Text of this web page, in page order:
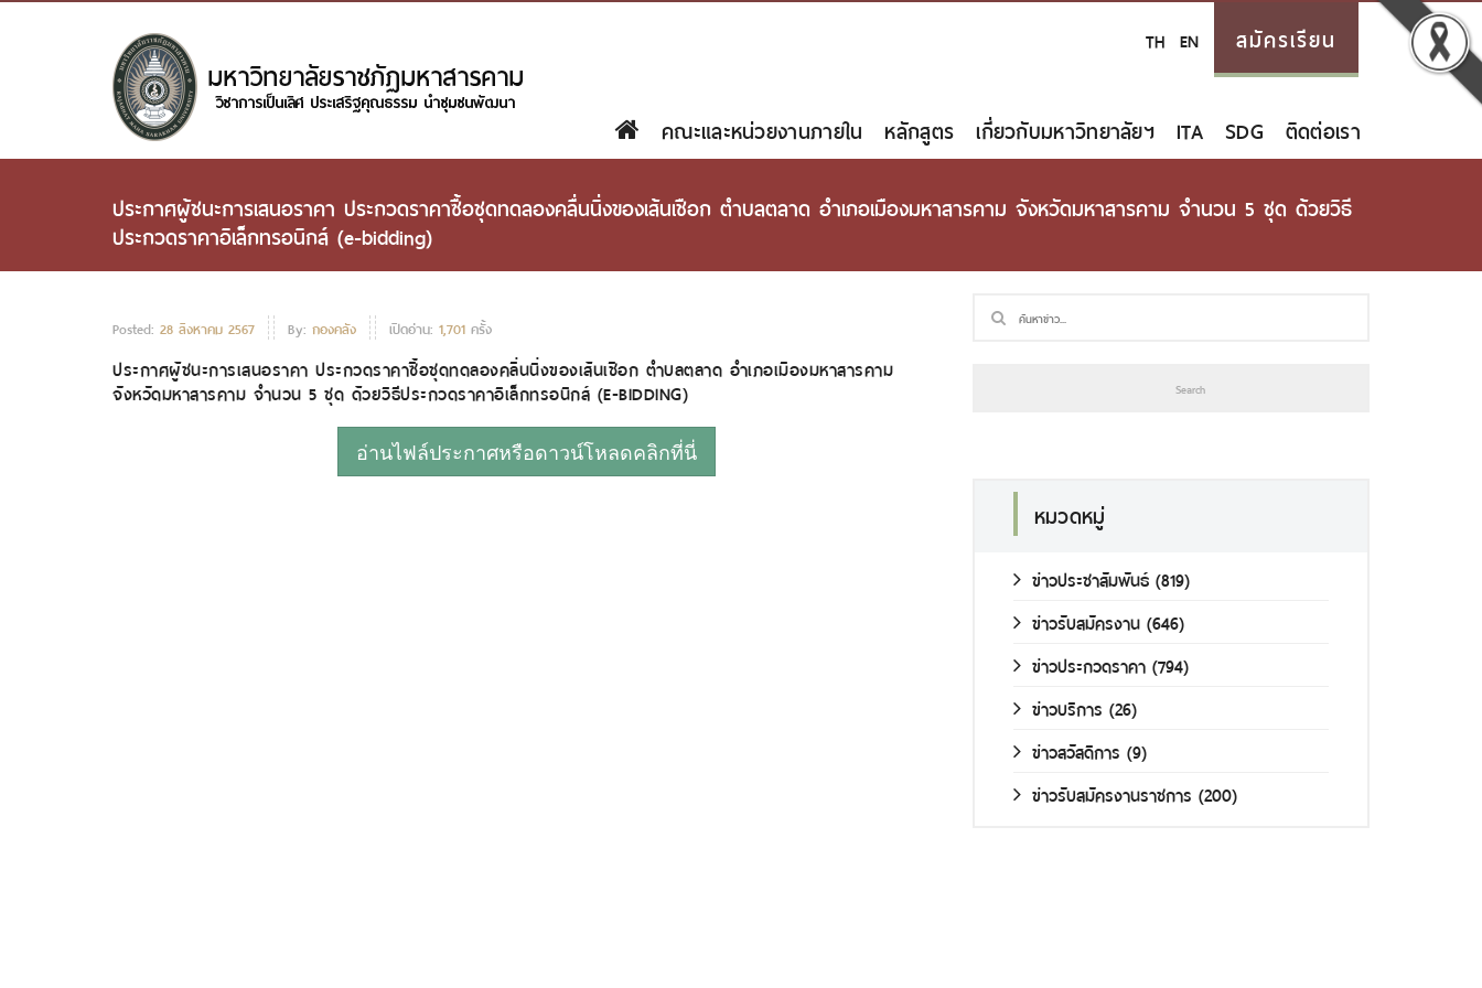
TH EN สมัครเรียน
คณะและหน่วยงานภายใน หลักสูตร เกี่ยวกับมหาวิทยาลัยฯ ITA SDG ติดต่อเรา
ประกาศผู้ชนะการเสนอราคา ประกวดราคาซื้อชุดทดลองคลื่นนิ่งของเส้นเชือก ตำบลตลาด อำเภอเมืองมหาสารคาม จังหวัดมหาสารคาม จำนวน 5 ชุด ด้วยวิธี
ประกวดราคาอิเล็กทรอนิกส์ (e-bidding)
Posted: 28 สิงหาคม 2567 By: กองคลัง เปิดอ่าน: 1,701 ครั้ง
ประกาศผู้ชนะการเสนอราคา ประกวดราคาซื้อชุดทดลองคลื่นนิ่งของเส้นเชือก ตำบลตลาด อำเภอเมืองมหาสารคาม
จังหวัดมหาสารคาม จำนวน 5 ชุด ด้วยวิธีประกวดราคาอิเล็กทรอนิกส์ (E-BIDDING)
อ่านไฟล์ประกาศหรือดาวน์โหลดคลิกที่นี่
หมวดหมู่
ข่าวประชาสัมพันธ์ (819)
ข่าวรับสมัครงาน (646)
ข่าวประกวดราคา (794)
ข่าวบริการ (26)
ข่าวสวัสดิการ (9)
ข่าวรับสมัครงานราชการ (200)